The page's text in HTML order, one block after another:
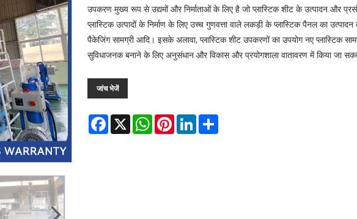
उपकरण मुख्य रूप से उद्यमों और निर्माताओं के लिए है जो प्लास्टिक शीट के उत्पादन और
प्लास्टिक उत्पादों के निर्माण के लिए उच्च गुणवत्ता वाले लकड़ी के प्लास्टिक पैनल का
पैकेजिंग सामग्री आदि। इसके अलावा, प्लास्टिक शीट उपकरणों का उपयोग नए प्लास्टिक
सुविधाजनक बनाने के लिए अनुसंधान और विकास और प्रयोगशाला वातावरण में किया जा
जांच भेजें
Facebook
X WhatsAppPinterestLinkedIn